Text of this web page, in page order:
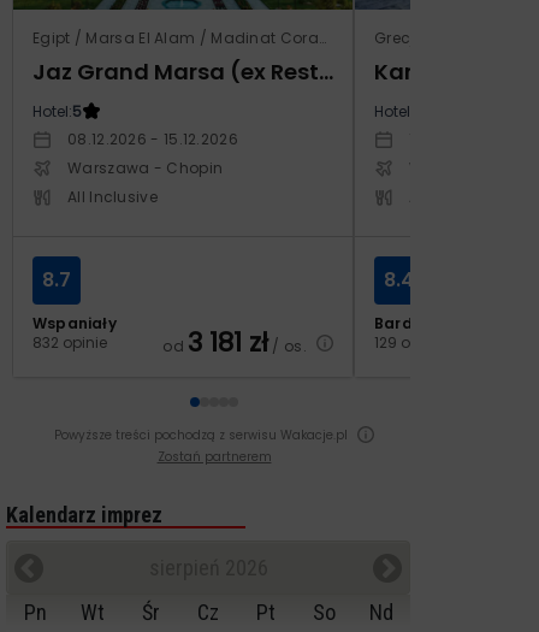
Egipt / Marsa El Alam / Madinat Coraya
Jaz Grand Marsa (ex Resta Grand Resort)
Hotel:5
08.12.2026 - 15.12.2026
Warszawa - Chopin
All Inclusive
Wspaniały
832 opinie
8.7
od 3 181 zł/ os.
Grecja / Samos /
Kampos
Hotel:
Warszawa -
Bardzo dobry
129 opinii
8.4
Powyższe treści pochodzą z serwisu Wakacje.pl
Zostań partnerem
Kalendarz imprez
Pn
Wt Śr Cz Pt So
Nd